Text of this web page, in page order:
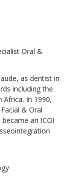
Oral &
as dentist in
including the
In 1990,
& Oral
an ICOI